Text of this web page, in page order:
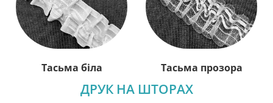
Тасьма біла Тасьма прозора
ДРУК НА ШТОРАХ